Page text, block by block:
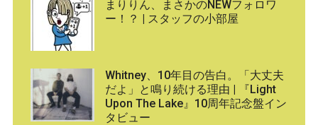
まりりん、まさかのNEWフォロワ
ー！？ | スタッフの小部屋
Whitney、10年目の告白。「大丈夫
だよ」と鳴り続ける理由 | 『Light
Upon The Lake』10周年記念盤イン
タビュー